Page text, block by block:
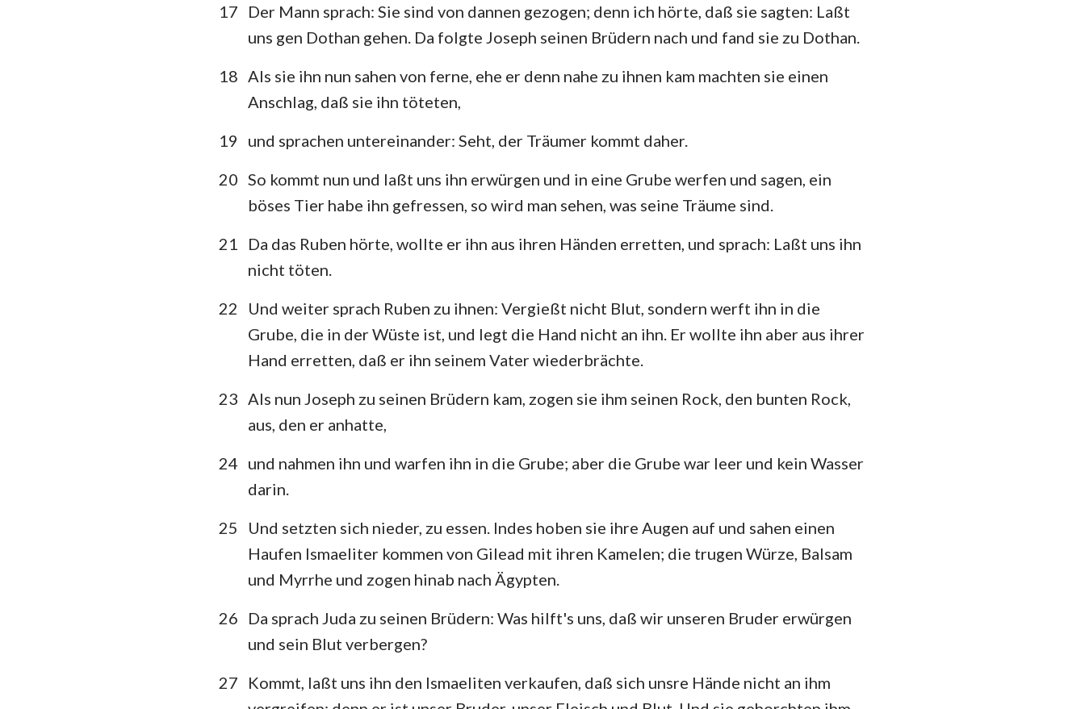
17
Der Mann sprach: Sie sind von dannen gezogen; denn ich hörte, daß sie sagten: Laßt
uns gen Dothan gehen. Da folgte Joseph seinen Brüdern nach und fand sie zu Dothan.
18 Als sie ihn nun sahen von ferne, ehe er denn nahe zu ihnen kam machten sie einen
Anschlag, daß sie ihn töteten,
19
und sprachen untereinander: Seht, der Träumer kommt daher.
20 So kommt nun und laßt uns ihn erwürgen und in eine Grube werfen und sagen, ein
böses Tier habe ihn gefressen, so wird man sehen, was seine Träume sind.
21
Da das Ruben hörte, wollte er ihn aus ihren Händen erretten, und sprach: Laßt uns ihn
nicht töten.
22
Und weiter sprach Ruben zu ihnen: Vergießt nicht Blut, sondern werft ihn in die
Grube, die in der Wüste ist, und legt die Hand nicht an ihn. Er wollte ihn aber aus ihrer
Hand erretten, daß er ihn seinem Vater wiederbrächte.
23 Als nun Joseph zu seinen Brüdern kam, zogen sie ihm seinen Rock, den bunten Rock,
aus, den er anhatte,
24 und nahmen ihn und warfen ihn in die Grube; aber die Grube war leer und kein Wasser
darin.
25
Und setzten sich nieder, zu essen. Indes hoben sie ihre Augen auf und sahen einen
Haufen Ismaeliter kommen von Gilead mit ihren Kamelen; die trugen Würze, Balsam
und Myrrhe und zogen hinab nach Ägypten.
26
Da sprach Juda zu seinen Brüdern: Was hilft's uns, daß wir unseren Bruder erwürgen
und sein Blut verbergen?
27
Kommt, laßt uns ihn den Ismaeliten verkaufen, daß sich unsre Hände nicht an ihm